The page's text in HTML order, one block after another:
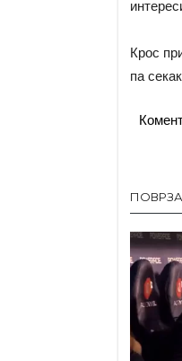
Крос
па